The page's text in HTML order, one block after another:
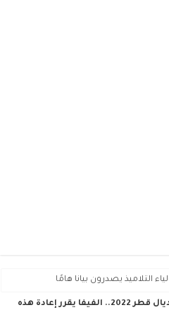
تصفيات مونديال قطر 2022.. الفيفا يقرر إعادة هذه